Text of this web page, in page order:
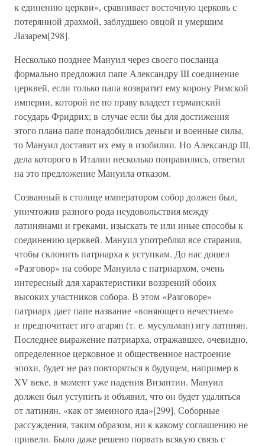
к единению церкви», сравнивает восточную церковь с
потерянной драхмой, заблудшею овцой и умершим
Лазарем[298].
Несколько позднее Мануил через своего посланца
формально предложил папе Александру III соединение
церквей, если только папа возвратит ему корону Римской
империи, которой не по праву владеет германский
государь Фридрих; в случае если бы для достижения
этого плана папе понадобились деньги и военные силы,
то Мануил доставит их ему в изобилии. Но Александр III,
дела которого в Италии несколько поправились, ответил
на это предложение Мануила отказом.
Созванный в столице императором собор должен был,
уничтожив разного рода неудовольствия между
латинянами и греками, изыскать те или иные способы к
соединению церквей. Мануил употреблял все старания,
чтобы склонить патриарха к уступкам. До нас дошел
«Разговор» на соборе Мануила с патриархом, очень
интересный для характеристики воззрений обоих
высоких участников собора. В этом «Разговоре»
патриарх дает папе название «воняющего нечестием»
и предпочитает иго агарян (т. е. мусульман) игу латинян.
Последнее выражение патриарха, отражавшее, очевидно,
определенное церковное и общественное настроение
эпохи, будет не раз повторяться в будущем, например в
XV веке, в момент уже падения Византии. Мануил
должен был уступить и объявил, что он будет удаляться
от латинян, «как от змеиного яда»[299]. Соборные
рассуждения, таким образом, ни к какому соглашению не
привели. Было даже решено порвать всякую связь с